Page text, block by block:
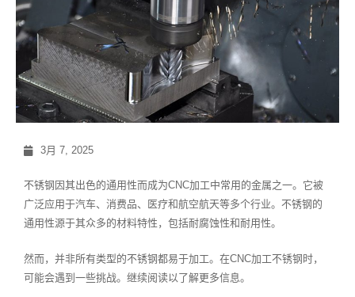
3月 7, 2025
不锈钢因其出色的通用性而成为CNC加工中常用的金属之一。它被
广泛应用于汽车、消费品、医疗和航空航天等多个行业。不锈钢的
通用性源于其众多的材料特性，包括耐腐蚀性和耐用性。
然而，并非所有类型的不锈钢都易于加工。在CNC加工不锈钢时，
可能会遇到一些挑战。继续阅读以了解更多信息。